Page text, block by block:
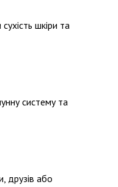
шкіри та
систему та
друзів або